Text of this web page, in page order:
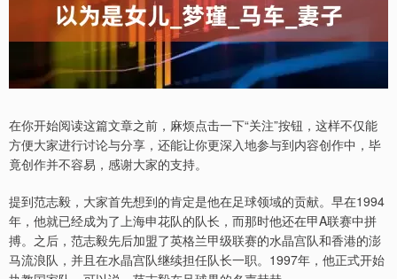
在你开始阅读这篇文章之前，麻烦点击一下“关注”按钮，这样不仅能
方便大家进行讨论与分享，还能让你更深入地参与到内容创作中，毕
竟创作并不容易，感谢大家的支持。
提到范志毅，大家首先想到的肯定是他在足球领域的贡献。早在1994
年，他就已经成为了上海申花队的队长，而那时他还在甲A联赛中拼
搏。之后，范志毅先后加盟了英格兰甲级联赛的水晶宫队和香港的澎
马流浪队，并且在水晶宫队继续担任队长一职。1997年，他正式开始